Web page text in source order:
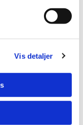
Vis detaljer